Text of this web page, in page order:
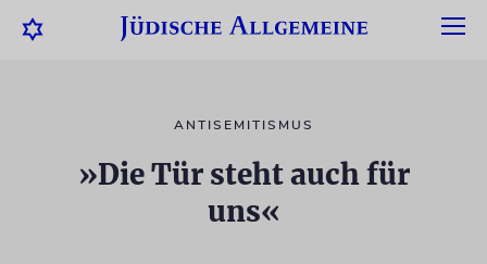
ANTISEMITISMUS
»Die Tür steht auch für
uns«